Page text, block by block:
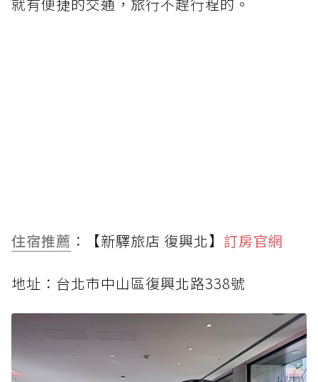
就有便捷的交通，旅行不趕行程的。
住宿推薦 ：【新驛旅店 復興北】 訂房官網
地址：台北市中山區復興北路338號